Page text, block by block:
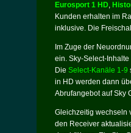
Eurosport 1 HD,
Kunden erhalten im
inklusive. Die
Im Zuge der
ein. Sky-Select-
Die Select-Kanäle 1-9
in HD werden dann
Abrufangebot auf Sky
Gleichzeitig wechseln
den Receiver